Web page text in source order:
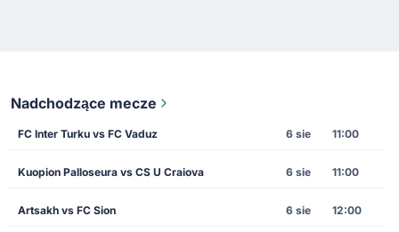
Nadchodzące mecze
FC Inter Turku vs FC Vaduz 6 sie 11:00
Kuopion Palloseura vs CS U Craiova 6 sie 11:00
Artsakh vs FC Sion 6 sie 12:00